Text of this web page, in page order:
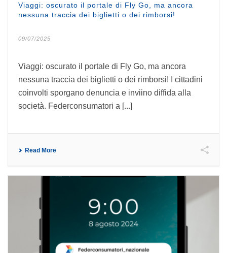
Viaggi: oscurato il portale di Fly Go, ma ancora
nessuna traccia dei biglietti o dei rimborsi!
09/07/2025
Viaggi: oscurato il portale di Fly Go, ma ancora
nessuna traccia dei biglietti o dei rimborsi! I cittadini
coinvolti sporgano denuncia e inviino diffida alla
società. Federconsumatori a [...]
Read More